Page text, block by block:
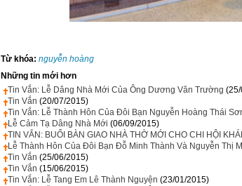
Từ khóa: nguyễn hoàng
Những tin mới hơn
Tin Vắn: Lễ Dâng Nhà Mới Của Ông Dương Văn Trường
Tin Vắn (20/07/2015)
Tin Vắn: Lễ Thành Hôn Của Đôi Bạn Nguyễn Hoàng Thái
Lễ Cảm Tạ Dâng Nhà Mới (06/09/2015)
TIN VẮN: BUỔI BÀN GIAO NHÀ THỜ MỚI CHO CHI HỘI
Lễ Thành Hôn Của Đôi Bạn Đỗ Minh Thành Và Nguyễn Thị
Tin Vắn (25/06/2015)
Tin Vắn (15/06/2015)
Tin Vắn: Lễ Tang Em Lê Thành Nguyện (23/01/2015)